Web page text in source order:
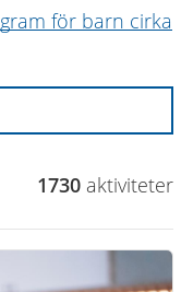
för barn cirka
1730 aktiviteter